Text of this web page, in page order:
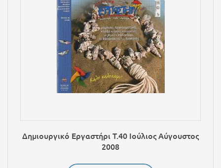
Δημιουργικό Εργαστήρι Τ.40 Ιούλιος Αύγουστος
2008